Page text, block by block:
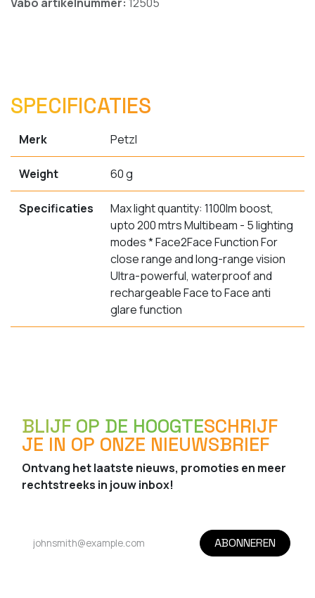
SPECIFICATIES
Merk Petzl
Weight 60 g
Specificaties
Max light quantity: 1100lm boost,
upto 200 mtrs Multibeam - 5 lighting
modes * Face2Face Function For
close range and long-range vision
Ultra-powerful, waterproof and
rechargeable Face to Face anti
glare function
BLIJF OP DE HOOGTESCHRIJF
JE IN OP ONZE NIEUWSBRIEF
Ontvang het laatste nieuws, promoties en meer
rechtstreeks in jouw inbox!
ABONNEREN